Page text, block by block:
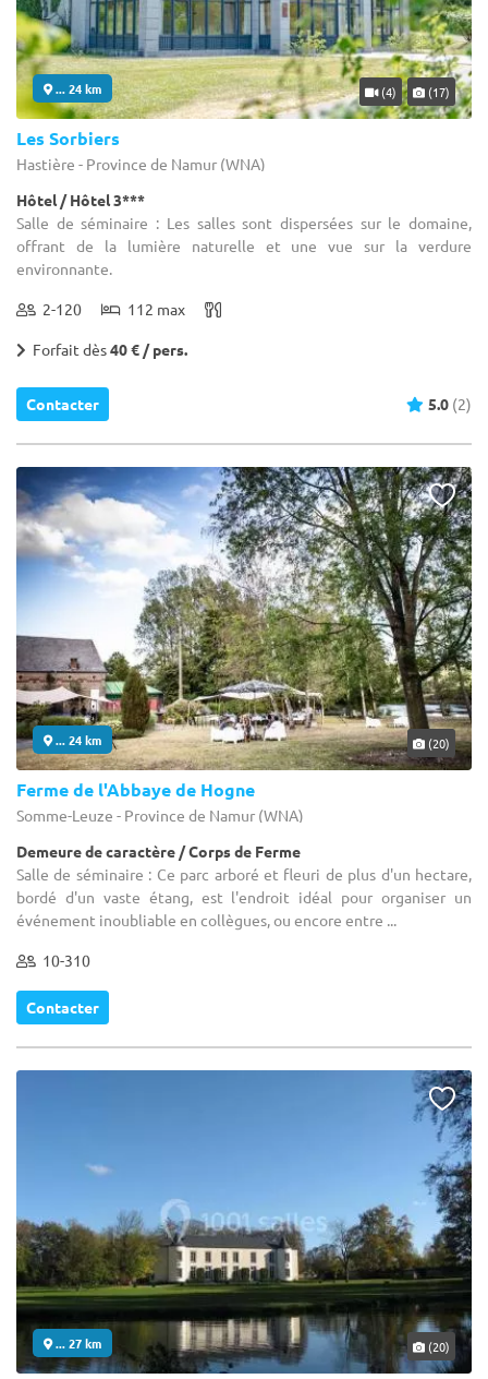
... 24 km (4) (17)
Les Sorbiers
Hastière - Province de Namur (WNA)
Hôtel / Hôtel 3***
Salle de séminaire : Les salles sont dispersées sur le domaine,
offrant de la lumière naturelle et une vue sur la verdure
environnante.
2-120 112 max
Forfait dès40 € / pers.
Contacter 5.0 (2)
... 24 km (20)
Ferme de l'Abbaye de Hogne
Somme-Leuze - Province de Namur (WNA)
Demeure de caractère / Corps de Ferme
Salle de séminaire : Ce parc arboré et fleuri de plus d'un hectare,
bordé d'un vaste étang, est l'endroit idéal pour organiser un
événement inoubliable en collègues, ou encore entre ...
10-310
Contacter
... 27 km (20)